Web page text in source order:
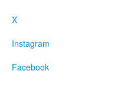
X
Instagram
Facebook